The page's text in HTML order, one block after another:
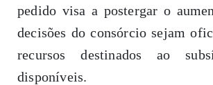
pedido visa a postergar o
decisões do consórcio sejam
recursos destinados ao
disponíveis.